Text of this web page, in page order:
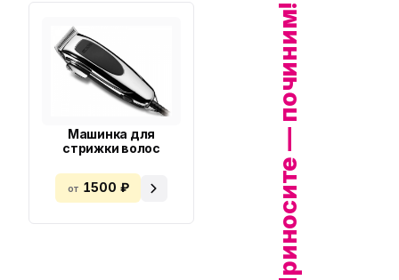
Машинка для
стрижки волос
от 1500 ₽ Приносите — починим!